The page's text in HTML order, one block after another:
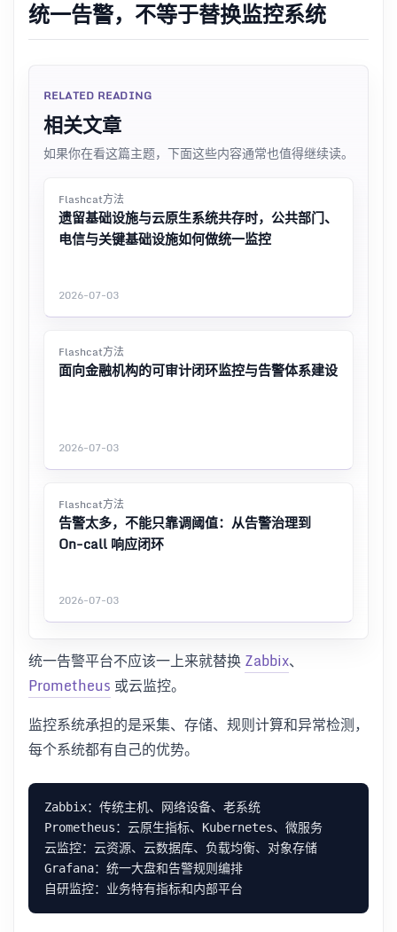
统一告警，不等于替换监控系统
RELATED READING
相关文章
如果你在看这篇主题，下面这些内容通常也值得继续读。
Flashcat方法
遗留基础设施与云原生系统共存时，公共部门、
电信与关键基础设施如何做统一监控
2026-07-03
Flashcat方法
面向金融机构的可审计闭环监控与告警体系建设
2026-07-03
Flashcat方法
告警太多，不能只靠调阈值：从告警治理到
On-call 响应闭环
2026-07-03
统一告警平台不应该一上来就替换Zabbix、
Prometheus 或云监控。
监控系统承担的是采集、存储、规则计算和异常检测，
每个系统都有自己的优势。